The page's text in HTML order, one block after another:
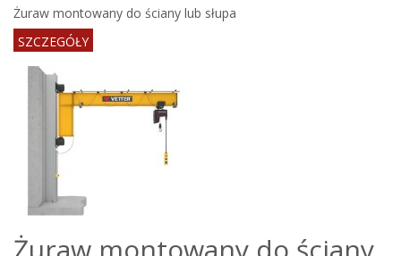
Żuraw montowany do ściany lub słupa
SZCZEGÓŁY